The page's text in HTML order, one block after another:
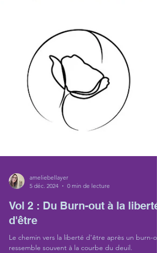
5 déc. 2024
0 min de lecture
Vol 2 : Du Burn-out à la liberté
d'être